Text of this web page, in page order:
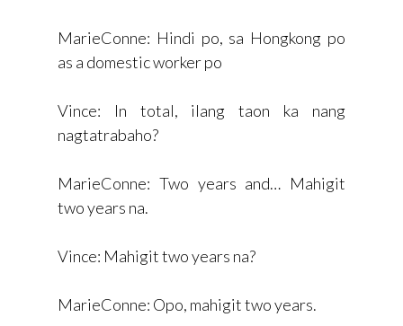
MarieConne: Hindi po, sa Hongkong po
as a domestic worker po
Vince: In total, ilang taon ka nang
nagtatrabaho?
MarieConne: Two years and… Mahigit
two years na.
Vince: Mahigit two years na?
MarieConne: Opo, mahigit two years.